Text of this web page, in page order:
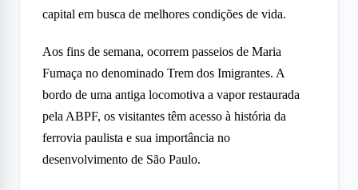
capital em busca de melhores condições de vida.
Aos fins de semana, ocorrem passeios de Maria
Fumaça no denominado Trem dos Imigrantes. A
bordo de uma antiga locomotiva a vapor restaurada
pela ABPF, os visitantes têm acesso à história da
ferrovia paulista e sua importância no
desenvolvimento de São Paulo.